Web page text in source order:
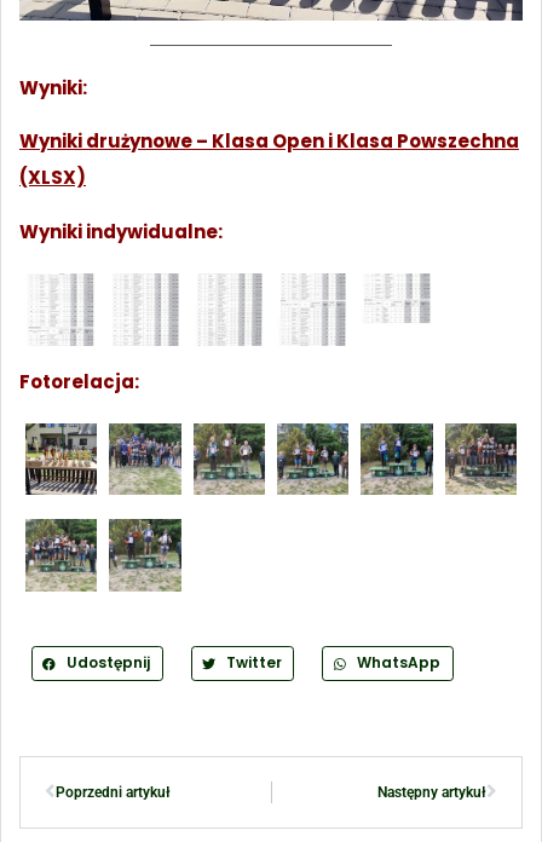
Wyniki:
Wyniki drużynowe – Klasa Open i Klasa Powszechna
(XLSX)
Wyniki indywidualne:
Fotorelacja:
Udostępnij Twitter WhatsApp
Poprzedni artykuł Następny artykuł